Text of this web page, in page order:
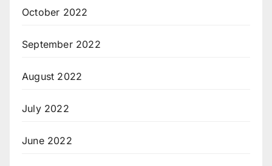
October 2022
September 2022
August 2022
July 2022
June 2022